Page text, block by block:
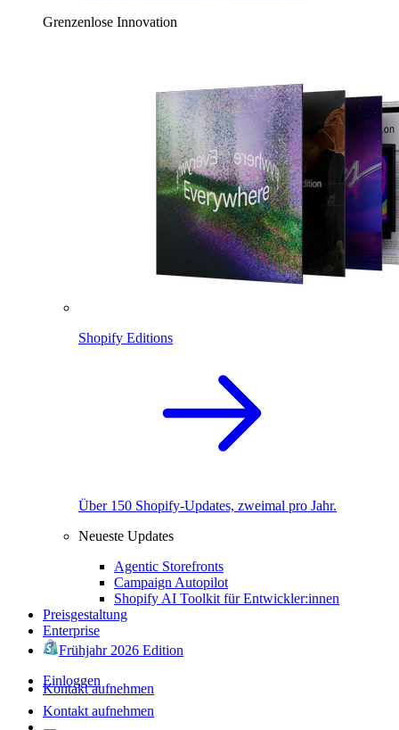
Grenzenlose Innovation
Shopify Editions
Über 150 Shopify-Updates, zweimal pro Jahr.
Neueste Updates
Agentic Storefronts
Campaign Autopilot
Shopify AI Toolkit für Entwickler:innen
Preisgestaltung
Enterprise
Frühjahr 2026 Edition
Einloggen
Kontakt aufnehmen
Kontakt aufnehmen